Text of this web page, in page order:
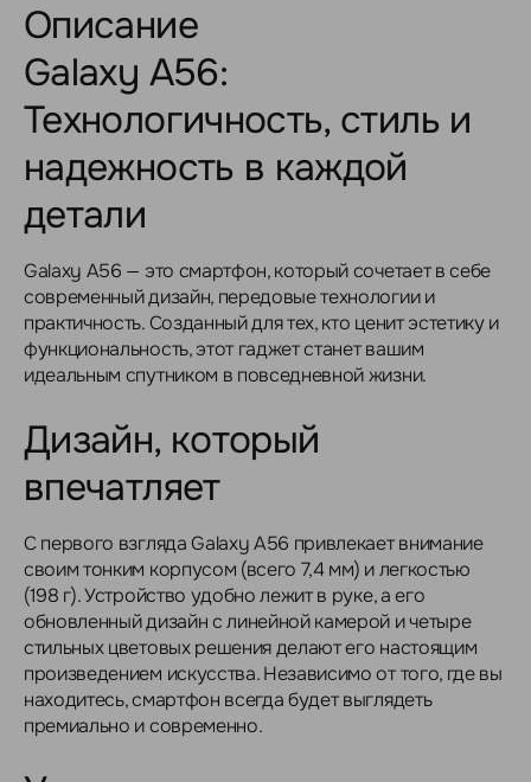
Описание
Galaxy A56:
Технологичность, стиль и
надежность в каждой
детали
Galaxy A56 — это смартфон, который сочетает в себе
современный дизайн, передовые технологии и
практичность. Созданный для тех, кто ценит эстетику и
функциональность, этот гаджет станет вашим
идеальным спутником в повседневной жизни.
Дизайн, который
впечатляет
С первого взгляда Galaxy A56 привлекает внимание
своим тонким корпусом (всего 7,4 мм) и легкостью
(198 г). Устройство удобно лежит в руке, а его
обновленный дизайн с линейной камерой и четыре
стильных цветовых решения делают его настоящим
произведением искусства. Независимо от того, где вы
находитесь, смартфон всегда будет выглядеть
премиально и современно.